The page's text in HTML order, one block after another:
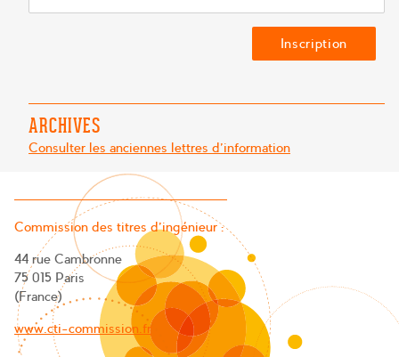
ARCHIVES
Consulter les anciennes lettres d'information
Commission des titres d’ingénieur :
44 rue Cambronne
75 015 Paris
(France)
www.cti-commission.fr